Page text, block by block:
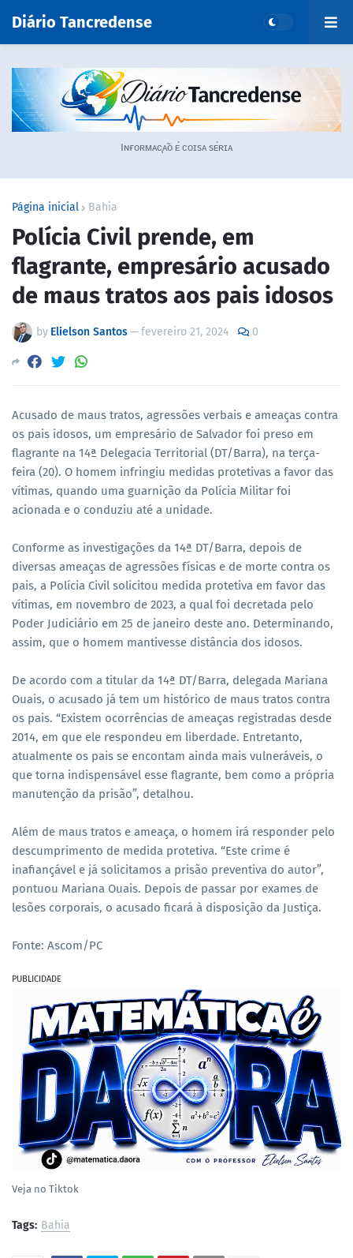
Diário Tancredense
Iɴғᴏʀᴍᴀᴄ̧ᴀ̃ᴏ ᴇ́ ᴄᴏɪsᴀ sᴇ́ʀɪᴀ
Página inicial Bahia
Polícia Civil prende, em
flagrante, empresário acusado
de maus tratos aos pais idosos
by Elielson Santos—fevereiro 21, 2024 0
Acusado de maus tratos, agressões verbais e ameaças contra
os pais idosos, um empresário de Salvador foi preso em
flagrante na 14ª Delegacia Territorial (DT/Barra), na terça-
feira (20). O homem infringiu medidas protetivas a favor das
vítimas, quando uma guarnição da Polícia Militar foi
acionada e o conduziu até a unidade.
Conforme as investigações da 14ª DT/Barra, depois de
diversas ameaças de agressões físicas e de morte contra os
pais, a Polícia Civil solicitou medida protetiva em favor das
vítimas, em novembro de 2023, a qual foi decretada pelo
Poder Judiciário em 25 de janeiro deste ano. Determinando,
assim, que o homem mantivesse distância dos idosos.
De acordo com a titular da 14ª DT/Barra, delegada Mariana
Ouais, o acusado já tem um histórico de maus tratos contra
os pais. “Existem ocorrências de ameaças registradas desde
2014, em que ele respondeu em liberdade. Entretanto,
atualmente os pais se encontam ainda mais vulneráveis, o
que torna indispensável esse flagrante, bem como a própria
manutenção da prisão”, detalhou.
Além de maus tratos e ameaça, o homem irá responder pelo
descumprimento de medida protetiva. “Este crime é
inafiançável e já solicitamos a prisão preventiva do autor”,
pontuou Mariana Ouais. Depois de passar por exames de
lesões corporais, o acusado ficará à disposição da Justiça.
Fonte: Ascom/PC
PUBLICIDADE
Veja no Tiktok
Tags: Bahia